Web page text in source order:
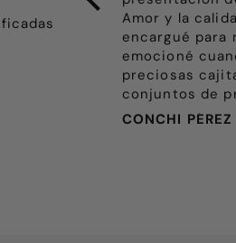
es de diez. Lo
mi primera nieta y me
abrimos las
Compré dos
primera puesta y